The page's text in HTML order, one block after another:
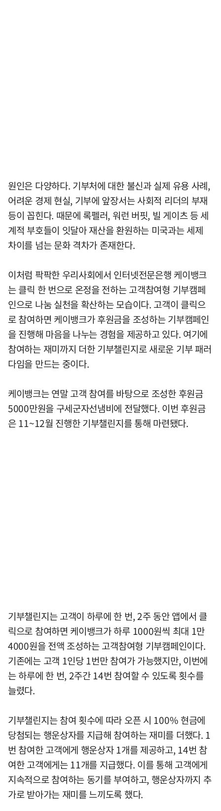
원인은 다양하다. 기부처에 대한 불신과 실제 유용 사례,
어려운 경제 현실, 기부에 앞장서는 사회적 리더의 부재
등이 꼽힌다. 때문에 록펠러, 워런 버핏, 빌 게이츠 등 세
계적 부호들이 잇달아 재산을 환원하는 미국과는 세제
차이를 넘는 문화 격차가 존재한다.
이처럼 팍팍한 우리사회에서 인터넷전문은행 케이뱅크
는 클릭 한 번으로 온정을 전하는 고객참여형 기부캠페
인으로 나눔 실천을 확산하는 모습이다. 고객이 클릭으
로 참여하면 케이뱅크가 후원금을 조성하는 기부캠페인
을 진행해 마음을 나누는 경험을 제공하고 있다. 여기에
참여하는 재미까지 더한 기부챌린지로 새로운 기부 패러
다임을 만드는 중이다.
케이뱅크는 연말 고객 참여를 바탕으로 조성한 후원금
5000만원을 구세군자선냄비에 전달했다. 이번 후원금
은 11~12월 진행한 기부챌린지를 통해 마련됐다.
기부챌린지는 고객이 하루에 한 번, 2주 동안 앱에서 클
릭으로 참여하면 케이뱅크가 하루 1000원씩 최대 1만
4000원을 전액 조성하는 고객참여형 기부캠페인이다.
기존에는 고객 1인당 1번만 참여가 가능했지만, 이번에
는 하루에 한 번, 2주간 14번 참여할 수 있도록 횟수를
늘렸다.
기부챌린지는 참여 횟수에 따라 오픈 시 100% 현금에
당첨되는 행운상자를 지급해 참여하는 재미를 더했다. 1
번 참여한 고객에게 행운상자 1개를 제공하고, 14번 참
여한 고객에게는 11개를 지급했다. 이를 통해 고객에게
지속적으로 참여하는 동기를 부여하고, 행운상자까지 추
가로 받아가는 재미를 느끼도록 했다.